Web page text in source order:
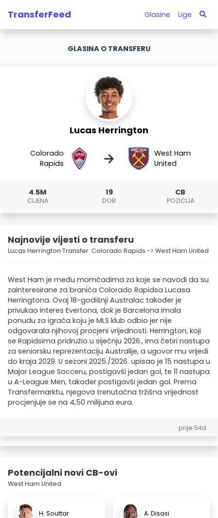
TransferFeed Glasine Lige
GLASINA O TRANSFERU
Lucas Herrington
Colorado
Rapids
→
West Ham
United
4.5M
CIJENA
19
DOB
CB
POZICIJA
Najnovije vijesti o transferu
Lucas Herrington Transfer: Colorado Rapids -> West Ham United
West Ham je među momčadima za koje se navodi da su
zainteresirane za braniča Colorado Rapidsa Lucasa
Herringtona. Ovaj 18-godišnji Australac također je
privukao interes Evertona, dok je Barcelona imala
ponudu za igrača koju je MLS klub odbio jer nije
odgovarala njihovoj procjeni vrijednosti. Herrington, koji
se Rapidsima pridružio u siječnju 2026., ima četiri nastupa
za seniorsku reprezentaciju Australije, a ugovor mu vrijedi
do kraja 2029. U sezoni 2025./2026. upisao je 15 nastupa u
Major League Socceru, postigavši jedan gol, te 11 nastupa
u A-League Men, također postigavši jedan gol. Prema
Transfermarktu, njegova trenutačna tržišna vrijednost
procjenjuje se na 4,50 milijuna eura.
prije 54d
Potencijalni novi CB-ovi
West Ham United
H. Souttar A. Disasi